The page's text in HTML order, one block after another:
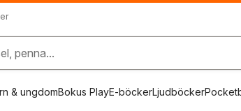
penna...
& ungdomBokus PlayE-böckerLjudböcker